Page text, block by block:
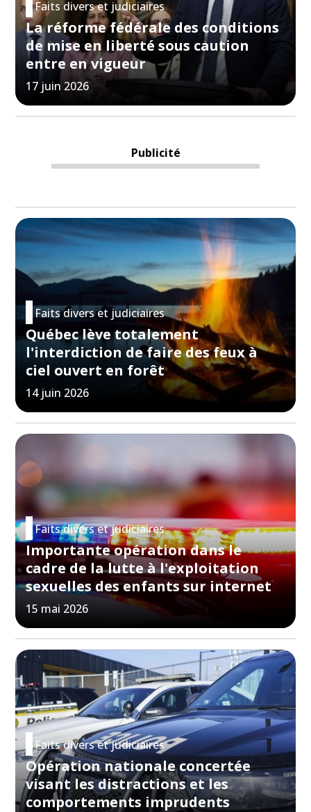
Faits divers et judiciaires
La réforme fédérale des conditions
de mise en liberté sous caution
entre en vigueur
17 juin 2026
Publicité
Faits divers et judiciaires
Québec lève totalement
l'interdiction de faire des feux à
ciel ouvert en forêt
14 juin 2026
Faits divers et judiciaires
Importante opération dans le
cadre de la lutte à l'exploitation
sexuelles des enfants sur internet
15 mai 2026
Faits divers et judiciaires
Opération nationale concertée
visant les distractions et les
comportements imprudents